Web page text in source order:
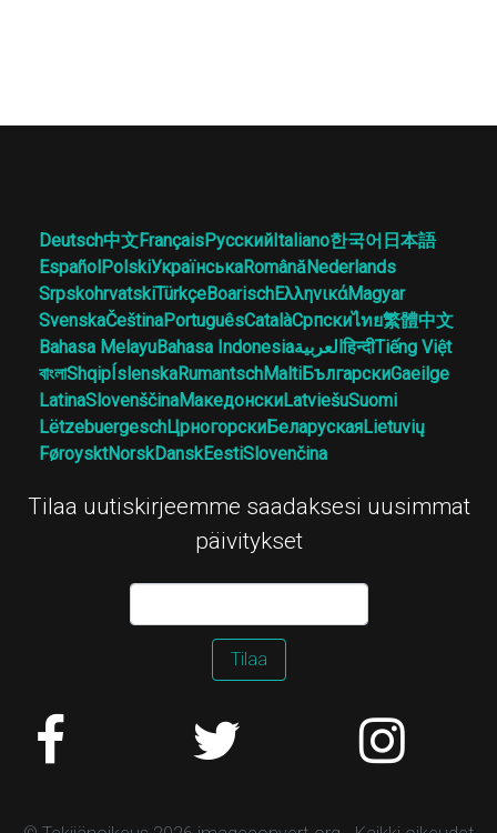
Deutsch中文FrançaisРусскийItaliano한국어 日本語
EspañolPolskiУкраїнськаRomânăNederlands
SrpskohrvatskiTürkçeBoarischΕλληνικάMagyar
SvenskaČeštinaPortuguêsCatalàСрпскиไทย繁體中文
Bahasa MelayuBahasa Indonesiaالعربيةहिन्दीTiếng Việt
বাংলাShqipÍslenskaRumantschMaltiБългарскиGaeilge
LatinaSlovenščinaМакедонскиLatviešuSuomi
LëtzebuergeschЦрногорскиБеларускаяLietuvių
FøroysktNorskDanskEestiSlovenčina
Tilaa uutiskirjeemme saadaksesi uusimmat
päivitykset
Tilaa